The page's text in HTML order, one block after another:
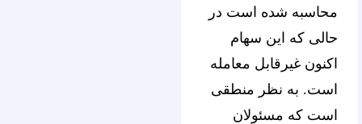
محاسبه شده است در
حالی که این سهام
اکنون غیرقابل معامله
است. به نظر منطقی
است که مسئولان